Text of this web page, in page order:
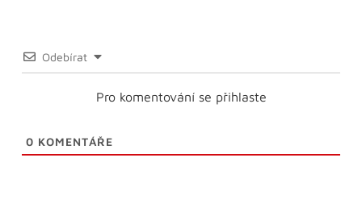
Odebírat
Pro komentování se přihlaste
0 KOMENTÁŘE